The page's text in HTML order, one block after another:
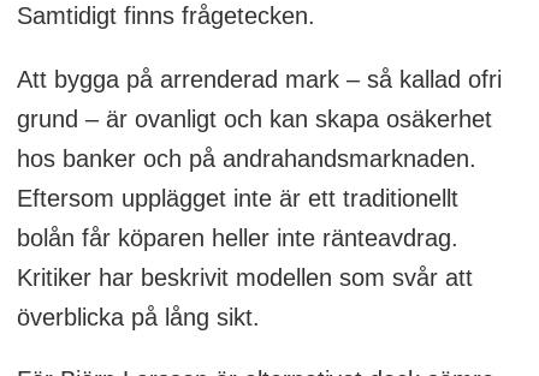
Samtidigt finns frågetecken.
Att bygga på arrenderad mark – så kallad ofri
grund – är ovanligt och kan skapa osäkerhet
hos banker och på andrahandsmarknaden.
Eftersom upplägget inte är ett traditionellt
bolån får köparen heller inte ränteavdrag.
Kritiker har beskrivit modellen som svår att
överblicka på lång sikt.